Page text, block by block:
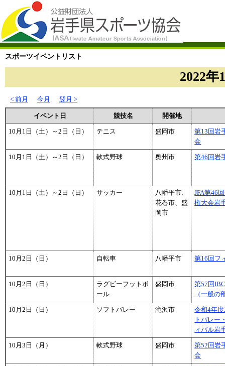
スポーツイベントリスト
2022年
< 前月 今月 翌月 >
イベント日 競技名 開催地
10月1日（土）～2日（日） テニス 盛岡市
第13回岩
会
10月1日（土）～2日（日） 軟式野球 奥州市 第46回岩
10月1日（土）～2日（日） サッカー
八幡平市、
花巻市、盛
岡市
JFA第46
権大会岩
10月2日（日） 自転車 八幡平市 第16回フ
10月2日（日）
ラグビーフットボ
ール
盛岡市
第57回
（一般の
10月2日（日） ソフトバレー 滝沢市
令和4年
トバレー
ィバル岩
10月3日（月） 軟式野球 盛岡市
第52回岩
会